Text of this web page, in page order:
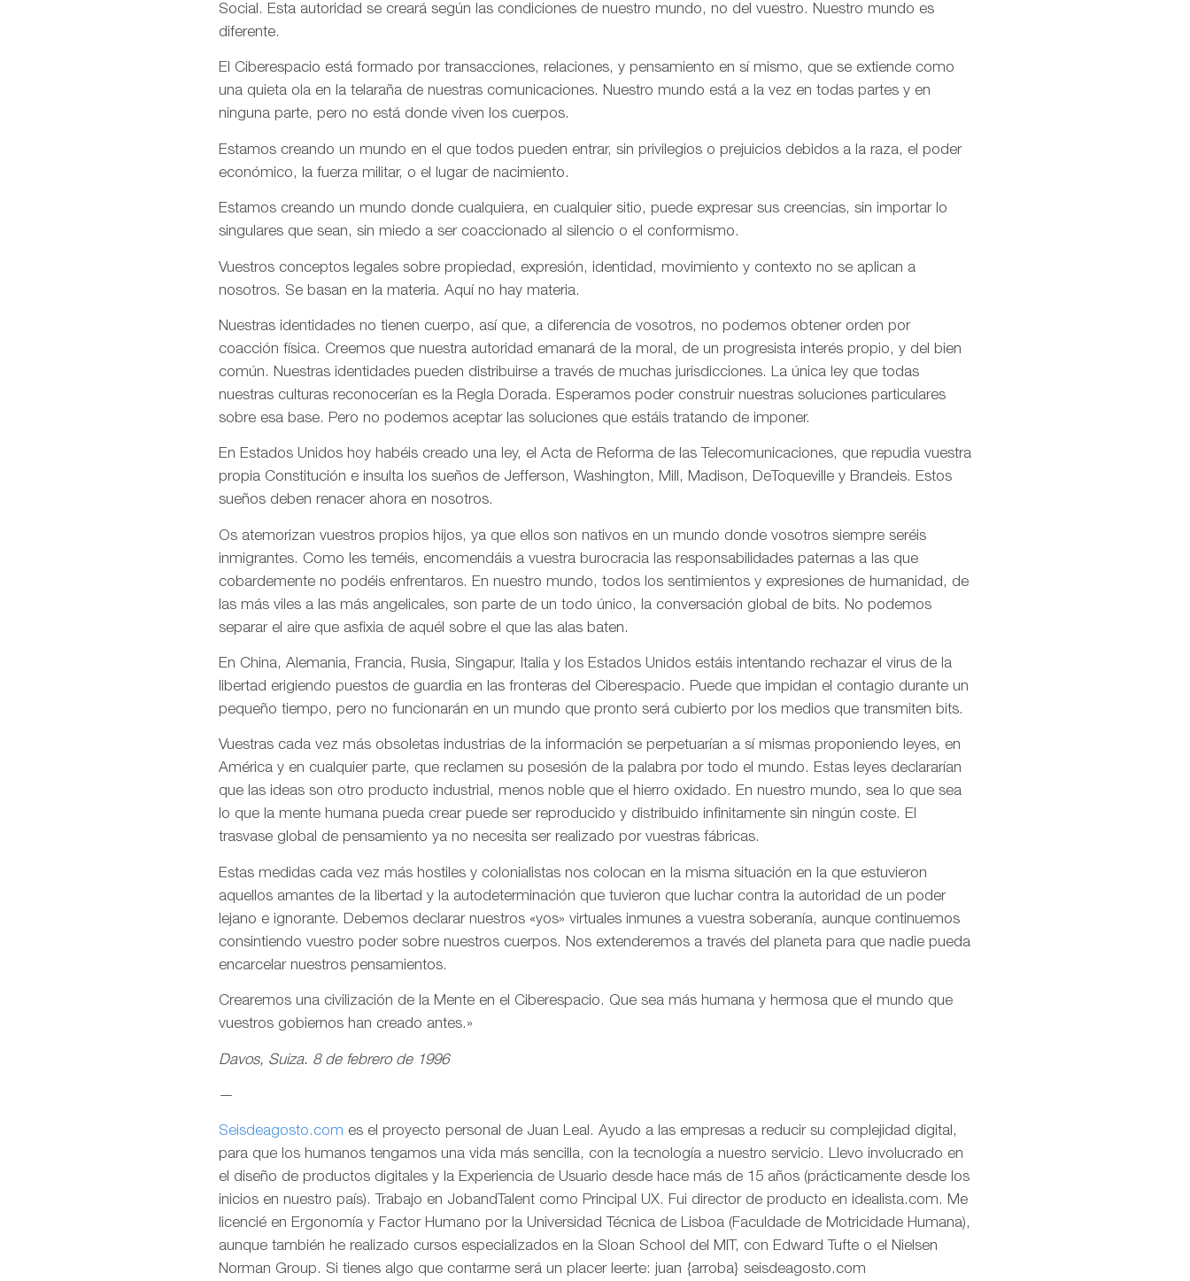
Social. Esta autoridad se creará según las condiciones de nuestro mundo, no del vuestro. Nuestro mundo es
diferente.
El Ciberespacio está formado por transacciones, relaciones, y pensamiento en sí mismo, que se extiende como
una quieta ola en la telaraña de nuestras comunicaciones. Nuestro mundo está a la vez en todas partes y en
ninguna parte, pero no está donde viven los cuerpos.
Estamos creando un mundo en el que todos pueden entrar, sin privilegios o prejuicios debidos a la raza, el poder
económico, la fuerza militar, o el lugar de nacimiento.
Estamos creando un mundo donde cualquiera, en cualquier sitio, puede expresar sus creencias, sin importar lo
singulares que sean, sin miedo a ser coaccionado al silencio o el conformismo.
Vuestros conceptos legales sobre propiedad, expresión, identidad, movimiento y contexto no se aplican a
nosotros. Se basan en la materia. Aquí no hay materia.
Nuestras identidades no tienen cuerpo, así que, a diferencia de vosotros, no podemos obtener orden por
coacción física. Creemos que nuestra autoridad emanará de la moral, de un progresista interés propio, y del bien
común. Nuestras identidades pueden distribuirse a través de muchas jurisdicciones. La única ley que todas
nuestras culturas reconocerían es la Regla Dorada. Esperamos poder construir nuestras soluciones particulares
sobre esa base. Pero no podemos aceptar las soluciones que estáis tratando de imponer.
En Estados Unidos hoy habéis creado una ley, el Acta de Reforma de las Telecomunicaciones, que repudia vuestra
propia Constitución e insulta los sueños de Jefferson, Washington, Mill, Madison, DeToqueville y Brandeis. Estos
sueños deben renacer ahora en nosotros.
Os atemorizan vuestros propios hijos, ya que ellos son nativos en un mundo donde vosotros siempre seréis
inmigrantes. Como les teméis, encomendáis a vuestra burocracia las responsabilidades paternas a las que
cobardemente no podéis enfrentaros. En nuestro mundo, todos los sentimientos y expresiones de humanidad, de
las más viles a las más angelicales, son parte de un todo único, la conversación global de bits. No podemos
separar el aire que asfixia de aquél sobre el que las alas baten.
En China, Alemania, Francia, Rusia, Singapur, Italia y los Estados Unidos estáis intentando rechazar el virus de la
libertad erigiendo puestos de guardia en las fronteras del Ciberespacio. Puede que impidan el contagio durante un
pequeño tiempo, pero no funcionarán en un mundo que pronto será cubierto por los medios que transmiten bits.
Vuestras cada vez más obsoletas industrias de la información se perpetuarían a sí mismas proponiendo leyes, en
América y en cualquier parte, que reclamen su posesión de la palabra por todo el mundo. Estas leyes declararían
que las ideas son otro producto industrial, menos noble que el hierro oxidado. En nuestro mundo, sea lo que sea
lo que la mente humana pueda crear puede ser reproducido y distribuido infinitamente sin ningún coste. El
trasvase global de pensamiento ya no necesita ser realizado por vuestras fábricas.
Estas medidas cada vez más hostiles y colonialistas nos colocan en la misma situación en la que estuvieron
aquellos amantes de la libertad y la autodeterminación que tuvieron que luchar contra la autoridad de un poder
lejano e ignorante. Debemos declarar nuestros «yos» virtuales inmunes a vuestra soberanía, aunque continuemos
consintiendo vuestro poder sobre nuestros cuerpos. Nos extenderemos a través del planeta para que nadie pueda
encarcelar nuestros pensamientos.
Crearemos una civilización de la Mente en el Ciberespacio. Que sea más humana y hermosa que el mundo que
vuestros gobiernos han creado antes.»
Davos, Suiza. 8 de febrero de 1996
—
Seisdeagosto.com es el proyecto personal de Juan Leal. Ayudo a las empresas a reducir su complejidad digital,
para que los humanos tengamos una vida más sencilla, con la tecnología a nuestro servicio. Llevo involucrado en
el diseño de productos digitales y la Experiencia de Usuario desde hace más de 15 años (prácticamente desde los
inicios en nuestro país). Trabajo en JobandTalent como Principal UX. Fui director de producto en idealista.com. Me
licencié en Ergonomía y Factor Humano por la Universidad Técnica de Lisboa (Faculdade de Motricidade Humana),
aunque también he realizado cursos especializados en la Sloan School del MIT, con Edward Tufte o el Nielsen
Norman Group. Si tienes algo que contarme será un placer leerte: juan {arroba} seisdeagosto.com